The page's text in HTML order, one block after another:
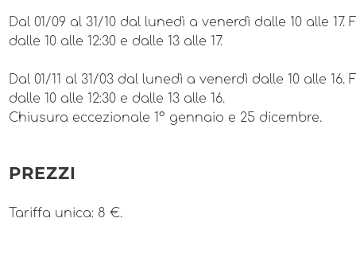
Dal 01/09 al 31/10 dal lunedì a venerdì dalle 10 alle 17.
dalle 10 alle 12:30 e dalle 13 alle 17.
Dal 01/11 al 31/03 dal lunedì a venerdì dalle 10 alle 16.
dalle 10 alle 12:30 e dalle 13 alle 16.
Chiusura eccezionale 1° gennaio e 25 dicembre.
PREZZI
Tariffa unica: 8 €.